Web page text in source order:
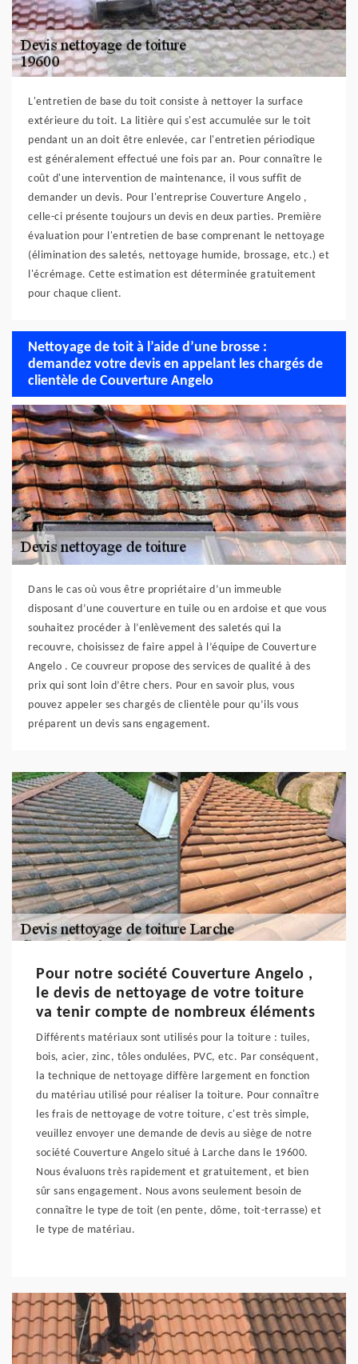
L'entretien de base du toit consiste à nettoyer la surface
extérieure du toit. La litière qui s'est accumulée sur le toit
pendant un an doit être enlevée, car l'entretien périodique
est généralement effectué une fois par an. Pour connaître le
coût d'une intervention de maintenance, il vous suffit de
demander un devis. Pour l'entreprise Couverture Angelo ,
celle-ci présente toujours un devis en deux parties. Première
évaluation pour l'entretien de base comprenant le nettoyage
(élimination des saletés, nettoyage humide, brossage, etc.) et
l'écrémage. Cette estimation est déterminée gratuitement
pour chaque client.
Nettoyage de toit à l’aide d’une brosse :
demandez votre devis en appelant les chargés de
clientèle de Couverture Angelo
Dans le cas où vous être propriétaire d’un immeuble
disposant d’une couverture en tuile ou en ardoise et que vous
souhaitez procéder à l’enlèvement des saletés qui la
recouvre, choisissez de faire appel à l’équipe de Couverture
Angelo . Ce couvreur propose des services de qualité à des
prix qui sont loin d’être chers. Pour en savoir plus, vous
pouvez appeler ses chargés de clientèle pour qu’ils vous
préparent un devis sans engagement.
Pour notre société Couverture Angelo ,
le devis de nettoyage de votre toiture
va tenir compte de nombreux éléments
Différents matériaux sont utilisés pour la toiture : tuiles,
bois, acier, zinc, tôles ondulées, PVC, etc. Par conséquent,
la technique de nettoyage diffère largement en fonction
du matériau utilisé pour réaliser la toiture. Pour connaître
les frais de nettoyage de votre toiture, c'est très simple,
veuillez envoyer une demande de devis au siège de notre
société Couverture Angelo situé à Larche dans le 19600.
Nous évaluons très rapidement et gratuitement, et bien
sûr sans engagement. Nous avons seulement besoin de
connaître le type de toit (en pente, dôme, toit-terrasse) et
le type de matériau.